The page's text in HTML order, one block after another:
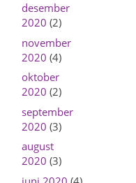
desember
2020 (2)
november
2020 (4)
oktober
2020 (2)
september
2020 (3)
august
2020 (3)